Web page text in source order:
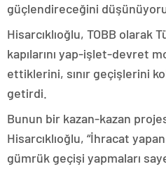
güçlendireceğini
Hisarcıklıoğlu, TOBB olarak
kapılarını yap-işlet-devret
ettiklerini, sınır geçişlerini
getirdi.
Bunun bir kazan-kazan
Hisarcıklıoğlu, “İhracat
gümrük geçişi yapmaları